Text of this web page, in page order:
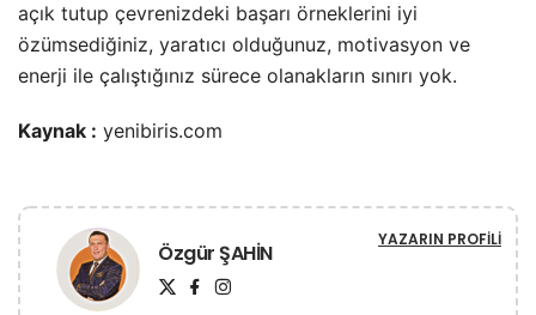
açık tutup çevrenizdeki başarı örneklerini iyi
özümsediğiniz, yaratıcı olduğunuz, motivasyon ve
enerji ile çalıştığınız sürece olanakların sınırı yok.
Kaynak : yenibiris.com
Özgür ŞAHİN YAZARIN PROFILI